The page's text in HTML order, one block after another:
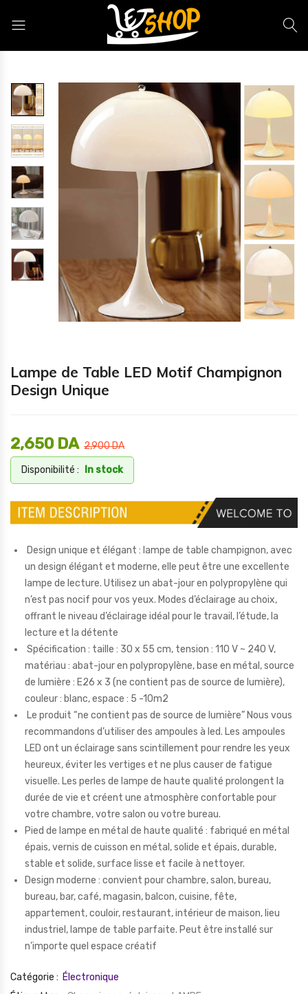
Lampe de Table LED Motif Champignon
Design Unique
2,900DA
2,650 DA
Disponibilité : In stock
Design unique et élégant : lampe de table champignon, avec
un design élégant et moderne, elle peut être une excellente
lampe de lecture. Utilisez un abat-jour en polypropylène qui
n’est pas nocif pour vos yeux. Modes d’éclairage au choix,
offrant le niveau d’éclairage idéal pour le travail, l’étude, la
lecture et la détente
Spécification : taille : 30 x 55 cm, tension : 110 V ~ 240 V,
matériau : abat-jour en polypropylène, base en métal, source
de lumière : E26 x 3 (ne contient pas de source de lumière),
couleur : blanc, espace : 5 -10m2
Le produit “ne contient pas de source de lumière” Nous vous
recommandons d’utiliser des ampoules à led. Les ampoules
LED ont un éclairage sans scintillement pour rendre les yeux
heureux, éviter les vertiges et ne plus causer de fatigue
visuelle. Les perles de lampe de haute qualité prolongent la
durée de vie et créent une atmosphère confortable pour
votre chambre, votre salon ou votre bureau.
Pied de lampe en métal de haute qualité : fabriqué en métal
épais, vernis de cuisson en métal, solide et épais, durable,
stable et solide, surface lisse et facile à nettoyer.
Design moderne : convient pour chambre, salon, bureau,
bureau, bar, café, magasin, balcon, cuisine, fête,
appartement, couloir, restaurant, intérieur de maison, lieu
industriel, lampe de table parfaite. Peut être installé sur
n’importe quel espace créatif
Catégorie : Électronique